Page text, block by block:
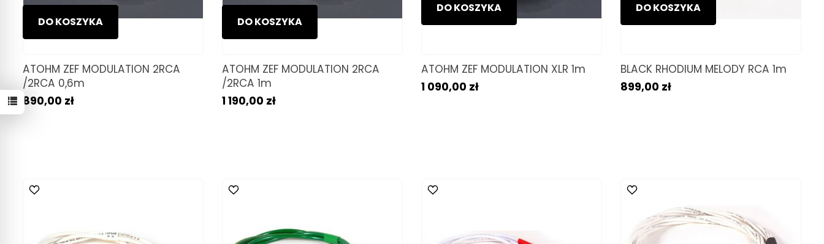
DO KOSZYKA
ATOHM ZEF MODULATION 2RCA
/2RCA 0,6m
890,00 zł
DO KOSZYKA
ATOHM ZEF MODULATION 2RCA
/2RCA 1m
1 190,00 zł
DO KOSZYKA
ATOHM ZEF MODULATION XLR 1m
1 090,00 zł
DO KOSZYKA
BLACK RHODIUM MELODY RCA 1m
899,00 zł